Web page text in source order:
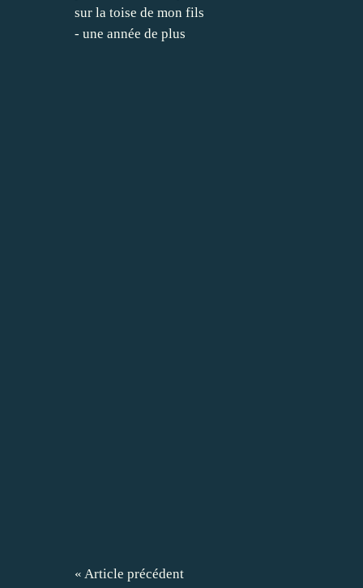
sur la toise de mon fils
- une année de plus
« Article précédent